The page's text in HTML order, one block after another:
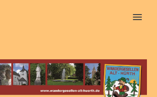
MENU